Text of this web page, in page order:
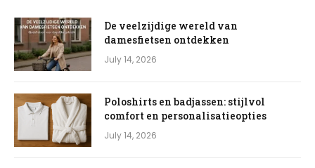
De veelzijdige wereld van
damesfietsen ontdekken
July 14, 2026
Poloshirts en badjassen: stijlvol
comfort en personalisatieopties
July 14, 2026